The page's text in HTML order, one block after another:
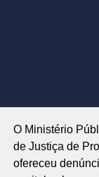
O Ministério
de Justiça de
ofereceu